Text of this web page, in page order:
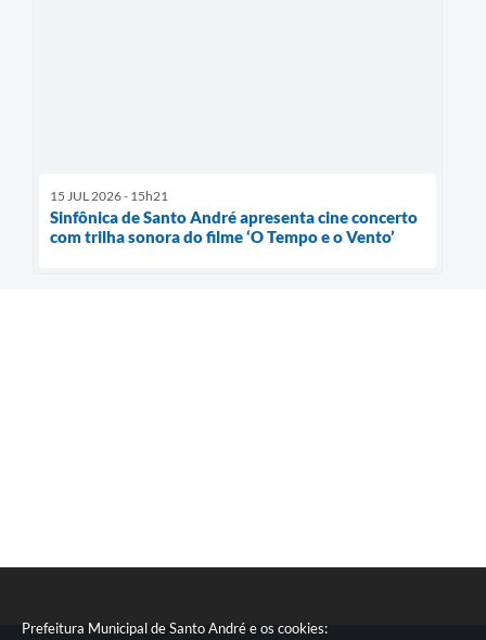
Prefeitura Municipal de Santo André e os cookies:
15 JUL 2026 - 15h21
Sinfônica de Santo André apresenta cine concerto
com trilha sonora do filme ‘O Tempo e o Vento’